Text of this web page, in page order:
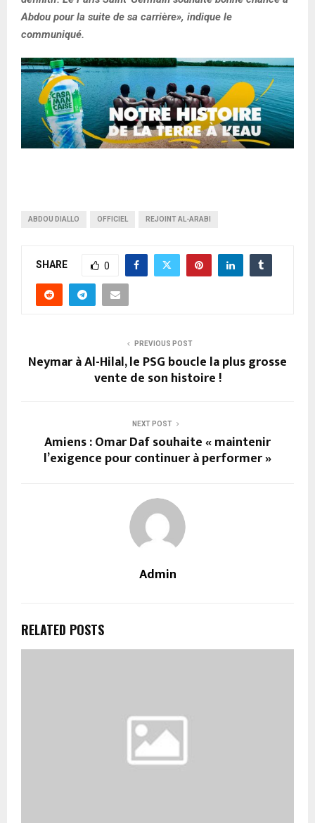
Abdou pour la suite de sa carrière», indique le
communiqué.
ABDOU DIALLO OFFICIEL REJOINT AL-ARABI
SHARE 0
PREVIOUS POST
Neymar à Al-Hilal, le PSG boucle la plus grosse
vente de son histoire !
NEXT POST
Amiens : Omar Daf souhaite « maintenir
l’exigence pour continuer à performer »
Admin
RELATED POSTS